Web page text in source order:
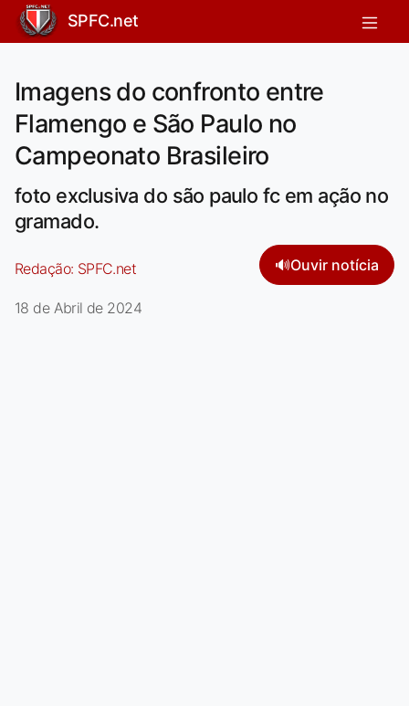
SPFC.net
Imagens do confronto entre
Flamengo e São Paulo no
Campeonato Brasileiro
foto exclusiva do são paulo fc em ação no
gramado.
Redação: SPFC.net 🔊Ouvir notícia
18 de Abril de 2024